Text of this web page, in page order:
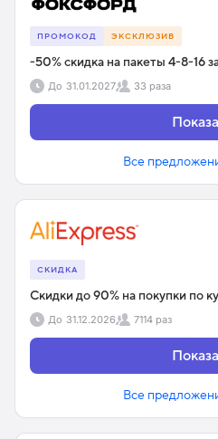
ПРОМОКОД ЭКСКЛЮЗИВ
-50% скидка на пакеты 4-8-16
До 31.01.2027 33 раза
Все
СКИДКА
Скидки до 90% на покупки по
До 31.12.2026 7114 раз
Все